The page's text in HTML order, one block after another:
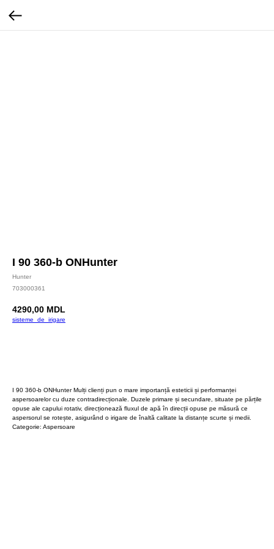
I 90 360-b ONHunter
Hunter
703000361
4290,00 MDL
sisteme_de_irigare
I 90 360-b ONHunter Mulți clienți pun o mare importanță esteticii și performanței
aspersoarelor cu duze contradirecționale. Duzele primare și secundare, situate pe părțile
opuse ale capului rotativ, direcționează fluxul de apă în direcții opuse pe măsură ce
aspersorul se rotește, asigurând o irigare de înaltă calitate la distanțe scurte și medii.
Categorie: Aspersoare